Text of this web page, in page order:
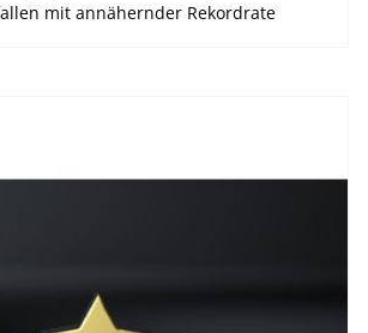
mit annähernder Rekordrate